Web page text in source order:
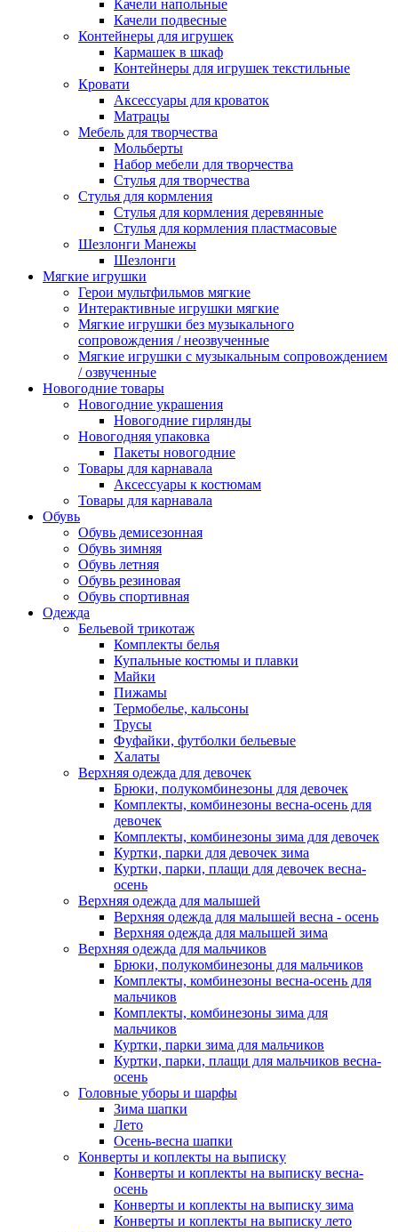
Качели напольные
Качели подвесные
Контейнеры для игрушек
Кармашек в шкаф
Контейнеры для игрушек текстильные
Кровати
Аксессуары для кроваток
Матрацы
Мебель для творчества
Мольберты
Набор мебели для творчества
Стулья для творчества
Стулья для кормления
Стулья для кормления деревянные
Стулья для кормления пластмасовые
Шезлонги Манежы
Шезлонги
Мягкие игрушки
Герои мультфильмов мягкие
Интерактивные игрушки мягкие
Мягкие игрушки без музыкального
сопровождения / неозвученные
Мягкие игрушки с музыкальным сопровождением
/ озвученные
Новогодние товары
Новогодние украшения
Новогодние гирлянды
Новогодняя упаковка
Пакеты новогодние
Товары для карнавала
Аксессуары к костюмам
Товары для карнавала
Обувь
Обувь демисезонная
Обувь зимняя
Обувь летняя
Обувь резиновая
Обувь спортивная
Одежда
Бельевой трикотаж
Комплекты белья
Купальные костюмы и плавки
Майки
Пижамы
Термобелье, кальсоны
Трусы
Фуфайки, футболки бельевые
Халаты
Верхняя одежда для девочек
Брюки, полукомбинезоны для девочек
Комплекты, комбинезоны весна-осень для
девочек
Комплекты, комбинезоны зима для девочек
Куртки, парки для девочек зима
Куртки, парки, плащи для девочек весна-
осень
Верхняя одежда для малышей
Верхняя одежда для малышей весна - осень
Верхняя одежда для малышей зима
Верхняя одежда для мальчиков
Брюки, полукомбинезоны для мальчиков
Комплекты, комбинезоны весна-осень для
мальчиков
Комплекты, комбинезоны зима для
мальчиков
Куртки, парки зима для мальчиков
Куртки, парки, плащи для мальчиков весна-
осень
Головные уборы и шарфы
Зима шапки
Лето
Осень-весна шапки
Конверты и коплекты на выписку
Конверты и коплекты на выписку весна-
осень
Конверты и коплекты на выписку зима
Конверты и коплекты на выписку лето